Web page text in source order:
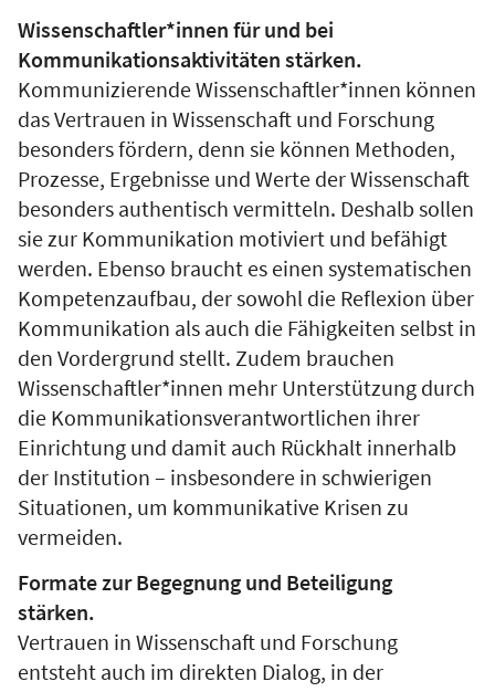
Wissenschaftler*innen für und bei
Kommunikationsaktivitäten stärken.
Kommunizierende Wissenschaftler*innen können
das Vertrauen in Wissenschaft und Forschung
besonders fördern, denn sie können Methoden,
Prozesse, Ergebnisse und Werte der Wissenschaft
besonders authentisch vermitteln. Deshalb sollen
sie zur Kommunikation motiviert und befähigt
werden. Ebenso braucht es einen systematischen
Kompetenzaufbau, der sowohl die Reflexion über
Kommunikation als auch die Fähigkeiten selbst in
den Vordergrund stellt. Zudem brauchen
Wissenschaftler*innen mehr Unterstützung durch
die Kommunikationsverantwortlichen ihrer
Einrichtung und damit auch Rückhalt innerhalb
der Institution – insbesondere in schwierigen
Situationen, um kommunikative Krisen zu
vermeiden.
Formate zur Begegnung und Beteiligung
stärken.
Vertrauen in Wissenschaft und Forschung
entsteht auch im direkten Dialog, in der